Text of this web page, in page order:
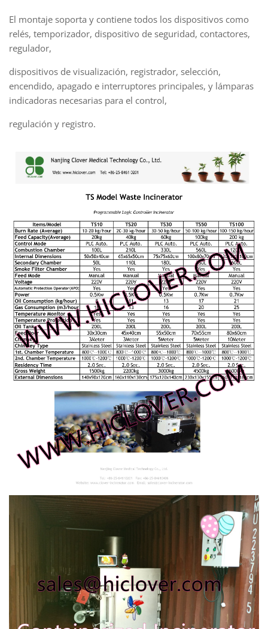
El montaje soporta y contiene todos los dispositivos como
relés, temporizador, dispositivo de seguridad, contactores,
regulador,
dispositivos de visualización, registrador, selección,
encendido, apagado e interruptores principales, y lámparas
indicadoras necesarias para el control,
regulación y registro.